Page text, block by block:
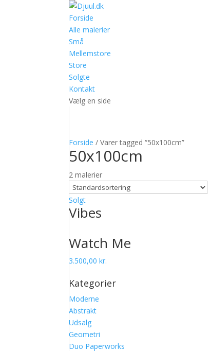
Forside
Alle malerier
Små
Mellemstore
Store
Solgte
Kontakt
Vælg en side
Forside / Varer tagged “50x100cm”
50x100cm
2 malerier
Solgt
Vibes
Watch Me
3.500,00kr.
Kategorier
Moderne
Abstrakt
Udsalg
Geometri
Duo Paperworks